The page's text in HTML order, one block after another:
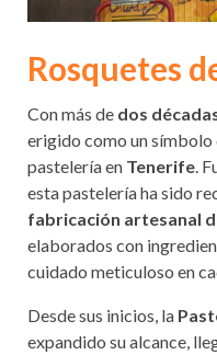
Rosquetes
Con más de dos
erigido como un símbolo
pastelería en Tenerife .
esta pastelería ha sido
fabricación artesanal
elaborados con
cuidado meticuloso en
Desde sus inicios, la
expandido su alcance,